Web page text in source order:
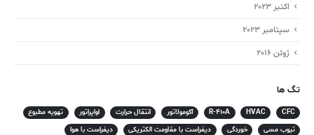
اکتبر 2023
سپتامبر 2023
ژوئن 2016
تگ ها
CFC
HVAC
R-410A آکومولاتور انتقال حرارت اواپراتور
تهویه مطبوع
تیوب مسی
خوردگی دیفراست با مقاومت الکتریکی
دیفراست با هوا